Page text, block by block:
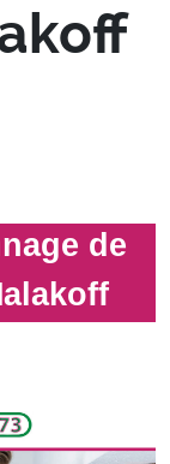
de